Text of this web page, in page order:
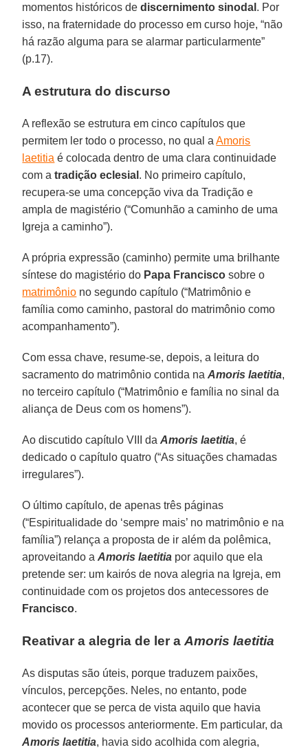
momentos históricos dediscernimento sinodal . Por
isso, na fraternidade do processo em curso hoje, “não
há razão alguma para se alarmar particularmente”
(p.17).
A estrutura do discurso
A reflexão se estrutura em cinco capítulos que
permitem ler todo o processo, no qual aAmoris
laetitia é colocada dentro de uma clara continuidade
com atradição eclesial . No primeiro capítulo,
recupera-se uma concepção viva da Tradição e
ampla de magistério (“Comunhão a caminho de uma
Igreja a caminho”).
A própria expressão (caminho) permite uma brilhante
síntese do magistério do Papa Francisco sobre o
matrimônio no segundo capítulo (“Matrimônio e
família como caminho, pastoral do matrimônio como
acompanhamento”).
Com essa chave, resume-se, depois, a leitura do
sacramento do matrimônio contida naAmoris laetitia,
no terceiro capítulo (“Matrimônio e família no sinal da
aliança de Deus com os homens”).
Ao discutido capítulo VIII daAmoris laetitia, é
dedicado o capítulo quatro (“As situações chamadas
irregulares”).
O último capítulo, de apenas três páginas
(“Espiritualidade do ‘sempre mais’ no matrimônio e na
família”) relança a proposta de ir além da polêmica,
aproveitando aAmoris laetitia por aquilo que ela
pretende ser: um kairós de nova alegria na Igreja, em
continuidade com os projetos dos antecessores de
Francisco.
Reativar a alegria de ler aAmoris laetitia
As disputas são úteis, porque traduzem paixões,
vínculos, percepções. Neles, no entanto, pode
acontecer que se perca de vista aquilo que havia
movido os processos anteriormente. Em particular, da
Amoris laetitia, havia sido acolhida com alegria,